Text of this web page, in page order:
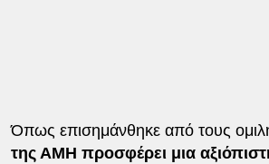
Όπως επισημάνθηκε από τους
της ΑΜΗ προσφέρει μια